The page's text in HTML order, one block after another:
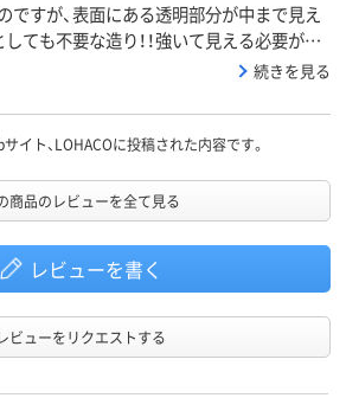
ですが、表面にある透明部分が中まで見え
ても不要な造り！！強いて見える必要があ
ャックで大開口と使いやすい構造と材質は
続きを見る
イト、LOHACOに投稿された内容です。
商品のレビューを全て見る
レビューを書く
ビューをリクエストする